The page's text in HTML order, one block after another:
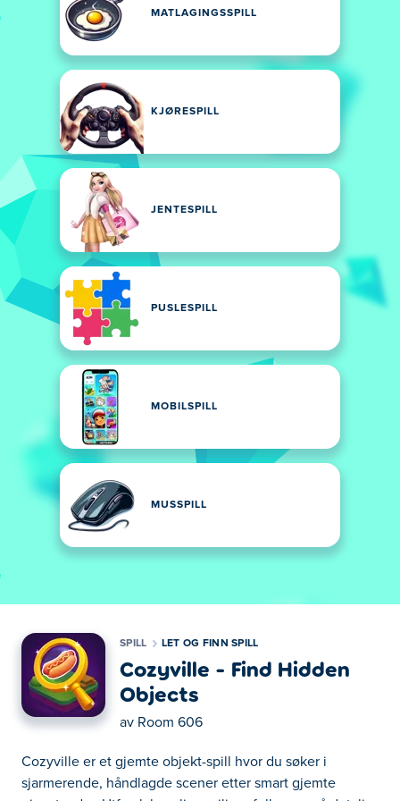
MATLAGINGSSPILL
KJØRESPILL
JENTESPILL
PUSLESPILL
MOBILSPILL
MUSSPILL
SPILL LET OG FINN SPILL
Cozyville - Find Hidden
Objects
av Room 606
Cozyville er et gjemte objekt-spill hvor du søker i
sjarmerende, håndlagde scener etter smart gjemte